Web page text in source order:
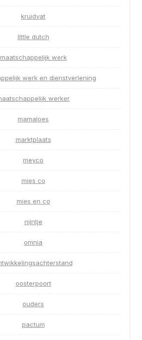
kruidvat
little dutch
maatschappelijk werk
werk en dienstverlening
werker
mamaloes
marktplaats
meyco
mies co
mies en co
nijntje
omnia
oosterpoort
ouders
pactum